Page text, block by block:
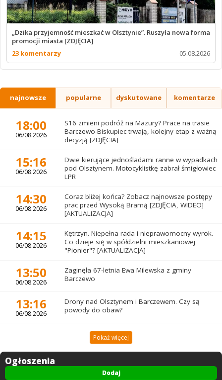
„Dzika przyjemność mieszkać w Olsztynie”. Ruszyła nowa forma
promocji miasta [ZDJĘCIA]
23 komentarzy
05.08.2026
najnowsze popularne dyskutowane komentarze
18:00
06/08.2026
S16 zmieni podróż na Mazury? Prace na trasie
Barczewo-Biskupiec trwają, kolejny etap z ważną
decyzją [ZDJĘCIA]
15:16
06/08.2026
Dwie kierujące jednośladami ranne w wypadkach
pod Olsztynem. Motocyklistkę zabrał śmigłowiec
LPR
14:30
06/08.2026
Coraz bliżej końca? Zobacz najnowsze postępy
prac przed Wysoką Bramą [ZDJĘCIA, WIDEO]
[AKTUALIZACJA]
14:15
06/08.2026
Kętrzyn. Niepełna rada i nieprawomocny wyrok.
Co dzieje się w spółdzielni mieszkaniowej
"Pionier"? [AKTUALIZACJA]
13:50
06/08.2026
Zaginęła 67-letnia Ewa Milewska z gminy
Barczewo
13:16
06/08.2026
Drony nad Olsztynem i Barczewem. Czy są
powody do obaw?
Pokaż więcej
Ogłoszenia
Dodaj